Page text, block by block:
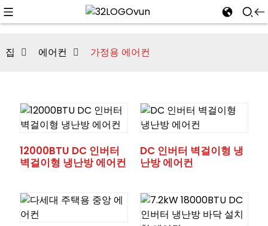
집 에어컨 가정용 에어컨
12000BTU DC 인버터
벽걸이형 냉난방 에어컨
DC 인버터 벽걸이형 냉
난방 에어컨